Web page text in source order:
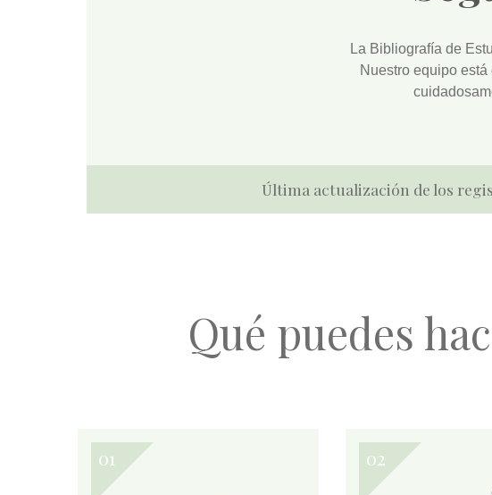
La Bibliografía de
Nuestro equipo
Última actualización de los
Qué puedes